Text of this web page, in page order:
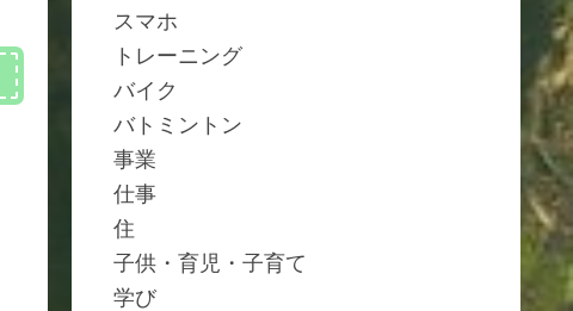
スマホ
トレーニング
バイク
バトミントン
事業
仕事
住
子供・育児・子育て
学び